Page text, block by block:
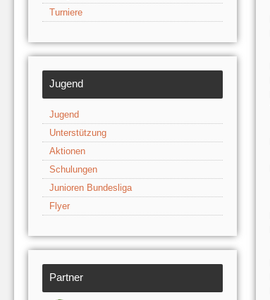
Turniere
Jugend
Jugend
Unterstützung
Aktionen
Schulungen
Junioren Bundesliga
Flyer
Partner